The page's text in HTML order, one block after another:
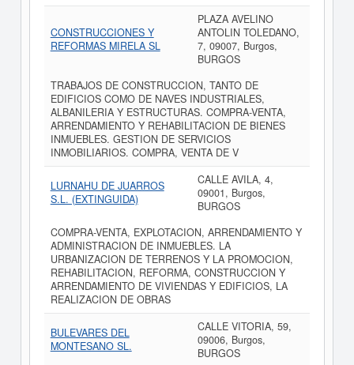
CONSTRUCCIONES Y
REFORMAS MIRELA SL
PLAZA AVELINO
ANTOLIN TOLEDANO,
7, 09007, Burgos,
BURGOS
TRABAJOS DE CONSTRUCCION, TANTO DE
EDIFICIOS COMO DE NAVES INDUSTRIALES,
ALBANILERIA Y ESTRUCTURAS. COMPRA-VENTA,
ARRENDAMIENTO Y REHABILITACION DE BIENES
INMUEBLES. GESTION DE SERVICIOS
INMOBILIARIOS. COMPRA, VENTA DE V
LURNAHU DE JUARROS
S.L. (EXTINGUIDA)
CALLE AVILA, 4,
09001, Burgos,
BURGOS
COMPRA-VENTA, EXPLOTACION, ARRENDAMIENTO Y
ADMINISTRACION DE INMUEBLES. LA
URBANIZACION DE TERRENOS Y LA PROMOCION,
REHABILITACION, REFORMA, CONSTRUCCION Y
ARRENDAMIENTO DE VIVIENDAS Y EDIFICIOS, LA
REALIZACION DE OBRAS
BULEVARES DEL
MONTESANO SL.
CALLE VITORIA, 59,
09006, Burgos,
BURGOS